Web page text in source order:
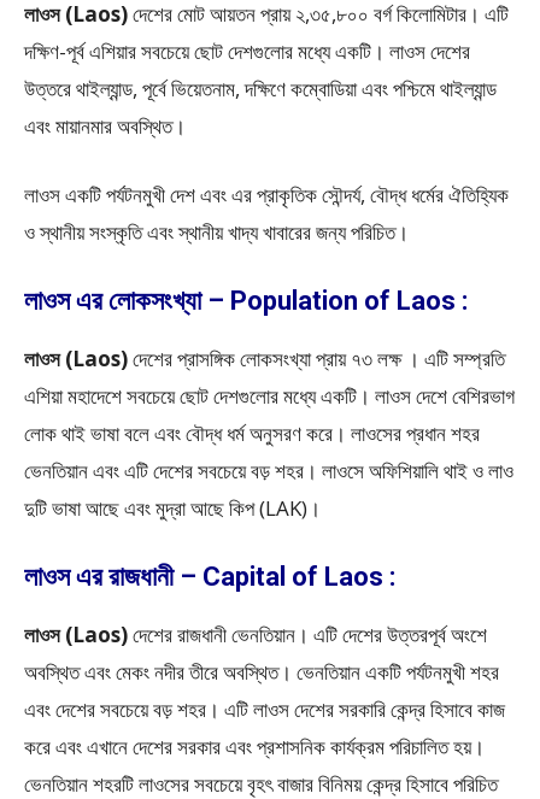
লাওস (Laos)দেশের মোট আয়তন প্রায় ২,৩৫,৮০০ বর্গ কিলোমিটার। এটি
দক্ষিণ-পূর্ব এশিয়ার সবচেয়ে ছোট দেশগুলোর মধ্যে একটি। লাওস দেশের
উত্তরে থাইল্যান্ড, পূর্বে ভিয়েতনাম, দক্ষিণে কম্বোডিয়া এবং পশ্চিমে থাইল্যান্ড
এবং মায়ানমার অবস্থিত।
লাওস একটি পর্যটনমুখী দেশ এবং এর প্রাকৃতিক সৌন্দর্য, বৌদ্ধ ধর্মের ঐতিহ্যিক
ও স্থানীয় সংস্কৃতি এবং স্থানীয় খাদ্য খাবারের জন্য পরিচিত।
লাওস এর লোকসংখ্যা – Population of Laos :
লাওস (Laos)দেশের প্রাসঙ্গিক লোকসংখ্যা প্রায় ৭৩ লক্ষ । এটি সম্প্রতি
এশিয়া মহাদেশে সবচেয়ে ছোট দেশগুলোর মধ্যে একটি। লাওস দেশে বেশিরভাগ
লোক থাই ভাষা বলে এবং বৌদ্ধ ধর্ম অনুসরণ করে। লাওসের প্রধান শহর
ভেনতিয়ান এবং এটি দেশের সবচেয়ে বড় শহর। লাওসে অফিশিয়ালি থাই ও লাও
দুটি ভাষা আছে এবং মুদ্রা আছে কিপ (LAK)।
লাওস এর রাজধানী – Capital of Laos :
লাওস (Laos)দেশের রাজধানী ভেনতিয়ান। এটি দেশের উত্তরপূর্ব অংশে
অবস্থিত এবং মেকং নদীর তীরে অবস্থিত। ভেনতিয়ান একটি পর্যটনমুখী শহর
এবং দেশের সবচেয়ে বড় শহর। এটি লাওস দেশের সরকারি কেন্দ্র হিসাবে কাজ
করে এবং এখানে দেশের সরকার এবং প্রশাসনিক কার্যক্রম পরিচালিত হয়।
ভেনতিয়ান শহরটি লাওসের সবচেয়ে বৃহৎ বাজার বিনিময় কেন্দ্র হিসাবে পরিচিত